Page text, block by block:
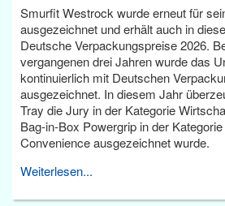
Smurfit Westrock wurde erneut für
ausgezeichnet und erhält auch in
Deutsche Verpackungspreise 2026.
vergangenen drei Jahren wurde das
kontinuierlich mit Deutschen
ausgezeichnet. In diesem Jahr
Tray die Jury in der Kategorie
Bag-in-Box Powergrip in der
Convenience ausgezeichnet wurde.
Weiterlesen...